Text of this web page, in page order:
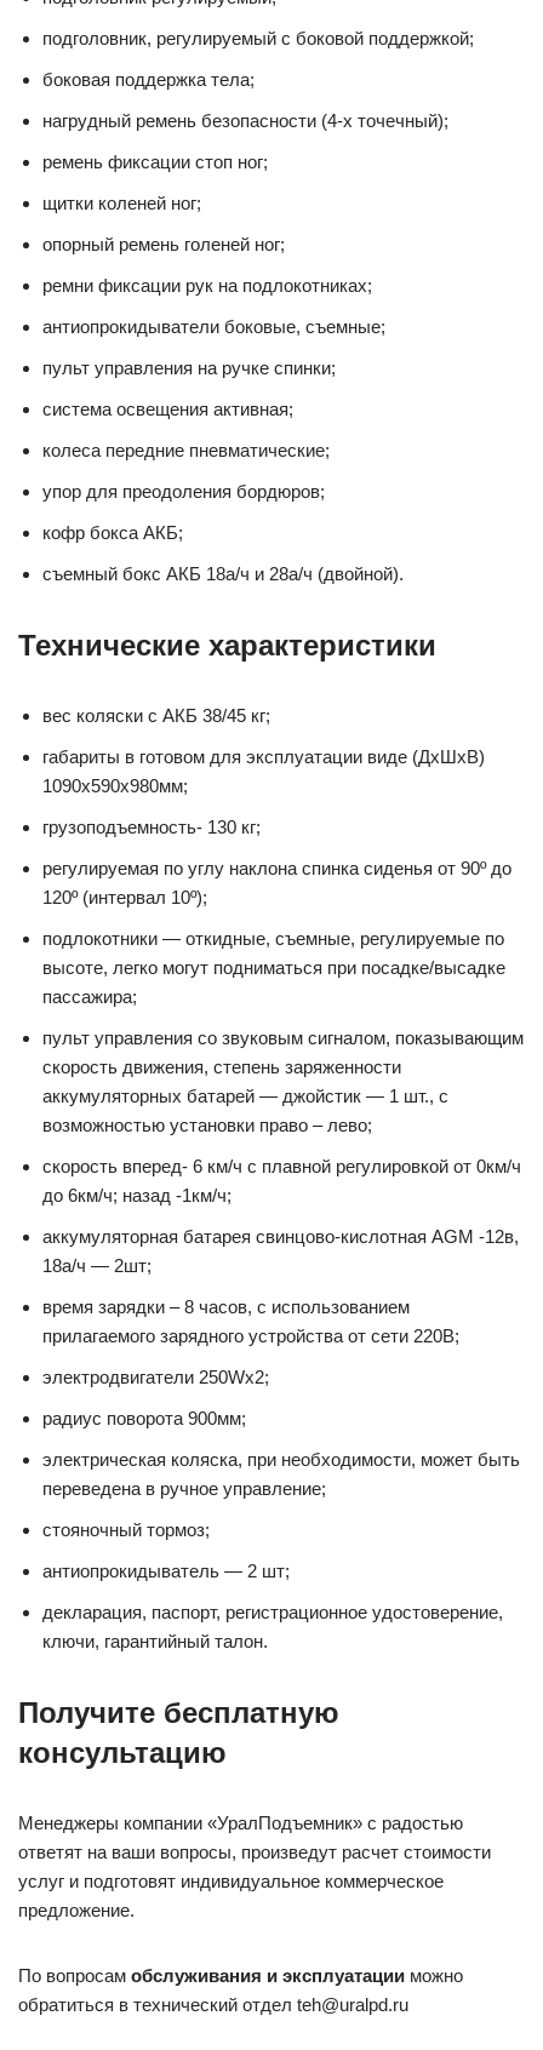
подголовник, регулируемый с боковой поддержкой;
боковая поддержка тела;
нагрудный ремень безопасности (4-х точечный);
ремень фиксации стоп ног;
щитки коленей ног;
опорный ремень голеней ног;
ремни фиксации рук на подлокотниках;
антиопрокидыватели боковые, съемные;
пульт управления на ручке спинки;
система освещения активная;
колеса передние пневматические;
упор для преодоления бордюров;
кофр бокса АКБ;
съемный бокс АКБ 18а/ч и 28а/ч (двойной).
Технические характеристики
вес коляски с АКБ 38/45 кг;
габариты в готовом для эксплуатации виде (ДхШхВ)
1090х590х980мм;
грузоподъемность- 130 кг;
регулируемая по углу наклона спинка сиденья от 90º до
120º (интервал 10º);
подлокотники — откидные, съемные, регулируемые по
высоте, легко могут подниматься при посадке/высадке
пассажира;
пульт управления со звуковым сигналом, показывающим
скорость движения, степень заряженности
аккумуляторных батарей — джойстик — 1 шт., с
возможностью установки право – лево;
скорость вперед- 6 км/ч с плавной регулировкой от 0км/ч
до 6км/ч; назад -1км/ч;
аккумуляторная батарея свинцово-кислотная AGM -12в,
18а/ч — 2шт;
время зарядки – 8 часов, с использованием
прилагаемого зарядного устройства от сети 220В;
электродвигатели 250Wх2;
радиус поворота 900мм;
электрическая коляска, при необходимости, может быть
переведена в ручное управление;
стояночный тормоз;
антиопрокидыватель — 2 шт;
декларация, паспорт, регистрационное удостоверение,
ключи, гарантийный талон.
Получите бесплатную
консультацию
Менеджеры компании «УралПодъемник» с радостью
ответят на ваши вопросы, произведут расчет стоимости
услуг и подготовят индивидуальное коммерческое
предложение.
По вопросам обслуживания и эксплуатации можно
обратиться в технический отдел teh@uralpd.ru